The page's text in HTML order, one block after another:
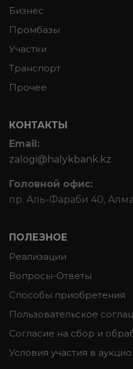
Бизнес
Промбазы
Участки
Транспорт
Прочее
КОНТАКТЫ
Email:
zalogi@halykbank.kz
Головной офис:
пр. Аль-Фараби 40,
ПОЛЕЗНОЕ
Реализации
Вопросы-Ответы
Способы приобретения
Пользовательское
Согласие на сбор и
Условия участия в